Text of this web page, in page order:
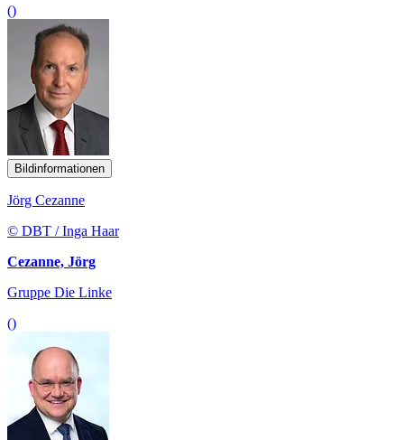
()
Bildinformationen
Jörg Cezanne
© DBT / Inga Haar
Cezanne, Jörg
Gruppe Die Linke
()